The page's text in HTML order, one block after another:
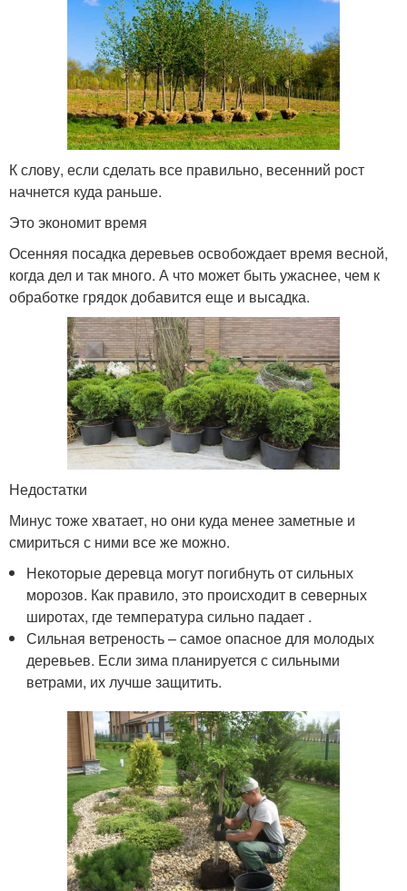
К слову, если сделать все правильно, весенний рост
начнется куда раньше.
Это экономит время
Осенняя посадка деревьев освобождает время весной,
когда дел и так много. А что может быть ужаснее, чем к
обработке грядок добавится еще и высадка.
Недостатки
Минус тоже хватает, но они куда менее заметные и
смириться с ними все же можно.
Некоторые деревца могут погибнуть от сильных
морозов. Как правило, это происходит в северных
широтах, где температура сильно падает .
Сильная ветреность – самое опасное для молодых
деревьев. Если зима планируется с сильными
ветрами, их лучше защитить.